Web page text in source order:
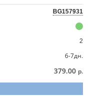
BG157931
2
6-7дн.
379.00 р.